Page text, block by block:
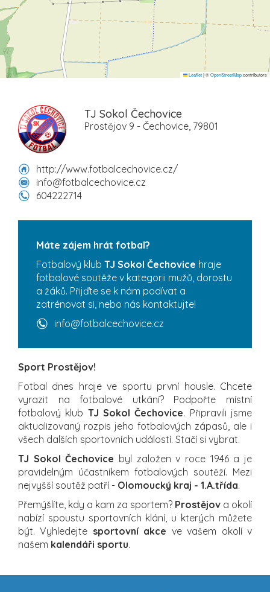
Leaflet|©OpenStreetMapcontributors
TJ Sokol Čechovice
Prostějov 9 - Čechovice, 79801
http://www.fotbalcechovice.cz/
info@fotbalcechovice.cz
604222714
Máte zájem hrát fotbal?
Fotbalový klub TJ Sokol Čechovice hraje
fotbalové soutěže v kategorii mužů, dorostu
a žáků. Přijďte se k nám podívat a
zatrénovat si, nebo nás kontaktujte!
info@fotbalcechovice.cz
Sport Prostějov!
Fotbal dnes hraje ve sportu první housle. Chcete
vyrazit na fotbalové utkání? Podpořte místní
fotbalový klub TJ Sokol Čechovice. Připravili jsme
aktualizovaný rozpis jeho fotbalových zápasů, ale i
všech dalších sportovních událostí. Stačí si vybrat.
TJ Sokol Čechovice byl založen v roce 1946 a je
pravidelným účastníkem fotbalových soutěží. Mezi
nejvyšší soutěž patří - Olomoucký kraj - 1.A.třída.
Přemýšlíte, kdy a kam za sportem? Prostějov a okolí
nabízí spoustu sportovních klání, u kterých můžete
být. Vyhledejte sportovní akce ve vašem okolí v
našem kalendáři sportu.